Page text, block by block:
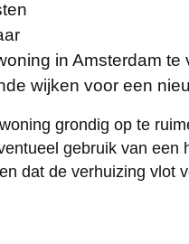
in Amsterdam te
wijken voor een
grondig op te
gebruik van een
dat de verhuizing vlot